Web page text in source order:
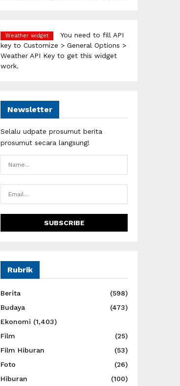
Weather widget
You need to fill API
key to Customize > General Options >
Weather API Key to get this widget
work.
Newsletter
Selalu udpate prosumut berita
prosumut secara langsung!
Rubrik
Berita
(598)
Budaya
(473)
Ekonomi (1,403)
Film
(25)
Film Hiburan
(53)
Foto
(26)
Hiburan
(100)